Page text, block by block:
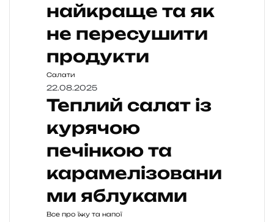
найкраще та як
не пересушити
продукти
Салати
22.08.2025
Теплий салат із
курячою
печінкою та
карамелізовани
ми яблуками
Все про їжу та напої